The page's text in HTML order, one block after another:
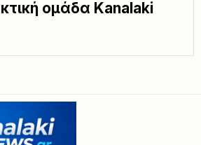
ομάδα Kanalaki